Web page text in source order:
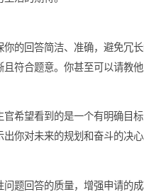
重要的。这不仅能让你的
的经历、团队合作的情况
来学习生活的期待。
。确保你的回答简洁、准
达清晰且符合题意。你甚